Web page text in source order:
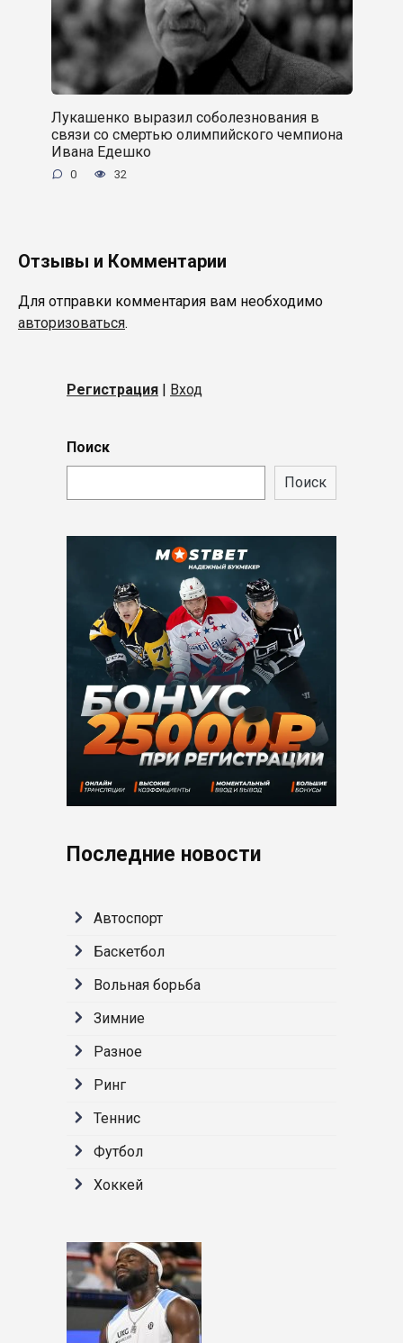
Лукашенко выразил соболезнования в
связи со смертью олимпийского чемпиона
Ивана Едешко
0 32
Отзывы и Комментарии
Для отправки комментария вам необходимо
авторизоваться.
Регистрация Вход
Поиск
Поиск
Последние новости
Автоспорт
Баскетбол
Вольная борьба
Зимние
Разное
Ринг
Теннис
Футбол
Хоккей